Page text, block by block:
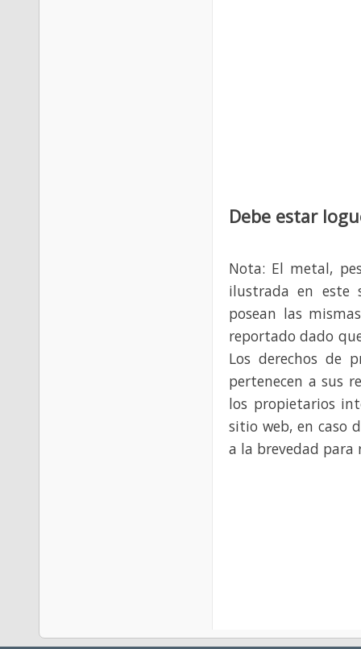
Debe estar
Nota: El metal,
ilustrada en este
posean las
reportado dado
Los derechos de
pertenecen a sus
los propietarios
sitio web, en caso
a la brevedad para